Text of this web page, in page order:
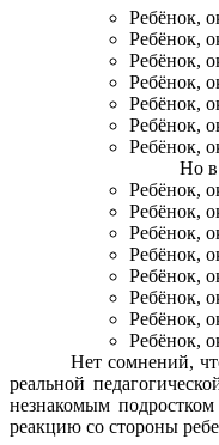
Ребёнок,
Ребёнок,
Ребёнок,
Ребёнок,
Ребёнок,
Ребёнок,
Ребёнок,
Но в
Ребёнок,
Ребёнок,
Ребёнок,
Ребёнок,
Ребёнок,
Ребёнок,
Ребёнок,
Ребёнок,
Нет сомнений, что
реальной
незнакомым
реакцию со стороны